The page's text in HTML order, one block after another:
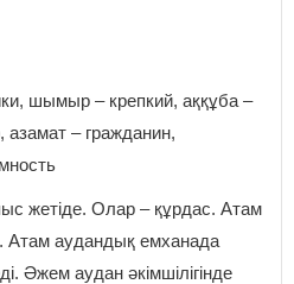
шымыр – крепкий, аққұба –
азамат – гражданин,
жетіде. Олар – құрдас. Атам
аудандық емханада
Әжем аудан әкімшілігінде